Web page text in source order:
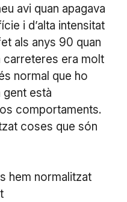
avi quan apagava
i d’alta intensitat
als anys 90 quan
carreteres era molt
normal que ho
està
comportaments.
coses que són
hem normalitzat